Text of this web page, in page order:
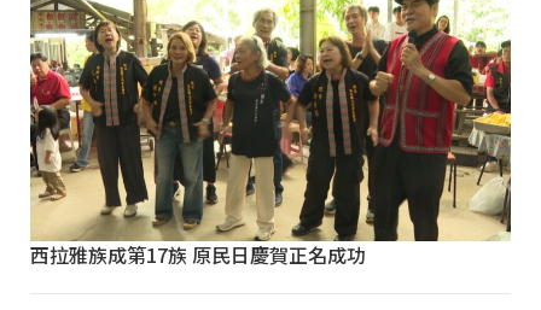
西拉雅族成第17族 原民日慶賀正名成功